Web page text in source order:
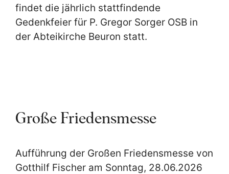
findet die jährlich stattfindende
Gedenkfeier für P. Gregor Sorger OSB in
der Abteikirche Beuron statt.
Große Friedensmesse
Aufführung der Großen Friedensmesse von
Gotthilf Fischer am Sonntag, 28.06.2026